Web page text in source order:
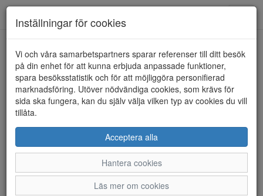
Network (2 artiklar)
Sortera efter:
Inställningar för cookies
Vi och våra samarbetspartners sparar referenser till ditt besök
på din enhet för att kunna erbjuda anpassade funktioner,
spara besöksstatistik och för att möjliggöra personifierad
marknadsföring. Utöver nödvändiga cookies, som krävs för
sida ska fungera, kan du själv välja vilken typ av cookies du vill
tillåta.
Acceptera alla
Hantera cookies
Läs mer om cookies